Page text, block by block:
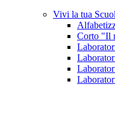
Vivi la tua
Corto "Il